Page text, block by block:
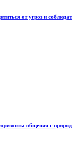
от угроз и
общения с